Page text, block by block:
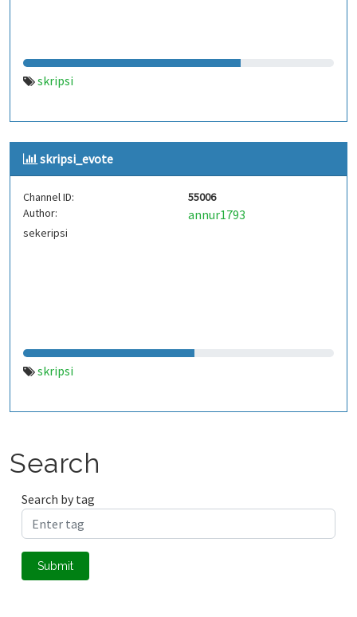
skripsi
skripsi_evote
Channel ID:
55006
Author:
annur1793
sekeripsi
skripsi
Search
Search by tag
Submit